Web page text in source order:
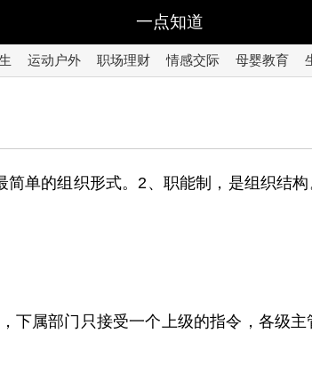
一点知道
运动户外 职场理财 情感交际 母婴教育
单的组织形式。2、职能制，是组织结
属部门只接受一个上级的指令，各级主